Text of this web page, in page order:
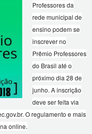
Professores da
rede municipal de
ensino podem se
inscrever no
Prêmio Professores
do Brasil até o
próximo dia 28 de
junho. A inscrição
deve ser feita via
O regulamento e mais
online.